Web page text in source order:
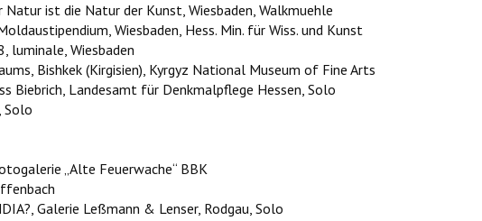
ist die Natur der Kunst, Wiesbaden, Walkmuehle
Wiesbaden, Hess. Min. für Wiss. und Kunst
Wiesbaden
Bishkek (Kirgisien), Kyrgyz National Museum of Fine Arts
Biebrich, Landesamt für Denkmalpflege Hessen, Solo
Solo
„Alte Feuerwache“ BBK
Galerie Leßmann & Lenser, Rodgau, Solo